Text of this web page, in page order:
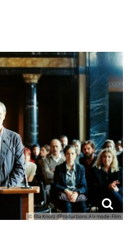
© Ella Knorz ifProductions Ala mode-Film